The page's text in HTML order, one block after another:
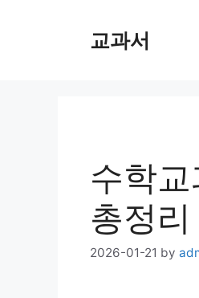
교과서
수학
총정리
2026-01-21 by